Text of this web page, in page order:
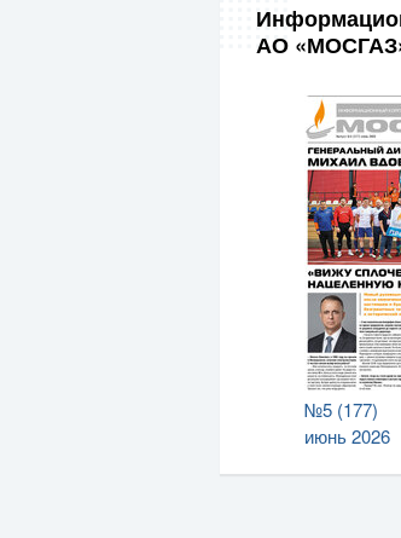
АО
№5 (177)
июнь 2026